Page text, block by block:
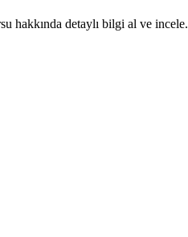
hakkında detaylı bilgi al ve incele.